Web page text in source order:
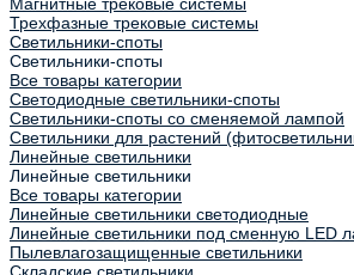
Магнитные трековые системы
Трехфазные трековые системы
Светильники-споты
Светильники-споты
Все товары категории
Светодиодные светильники-споты
Светильники-споты со сменяемой лампой
Светильники для растений
Линейные светильники
Линейные светильники
Все товары категории
Линейные светильники светодиодные
Линейные светильники под сменную LED
Пылевлагозащищенные светильники